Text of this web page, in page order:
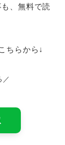
、無料で読
ちらから↓
／